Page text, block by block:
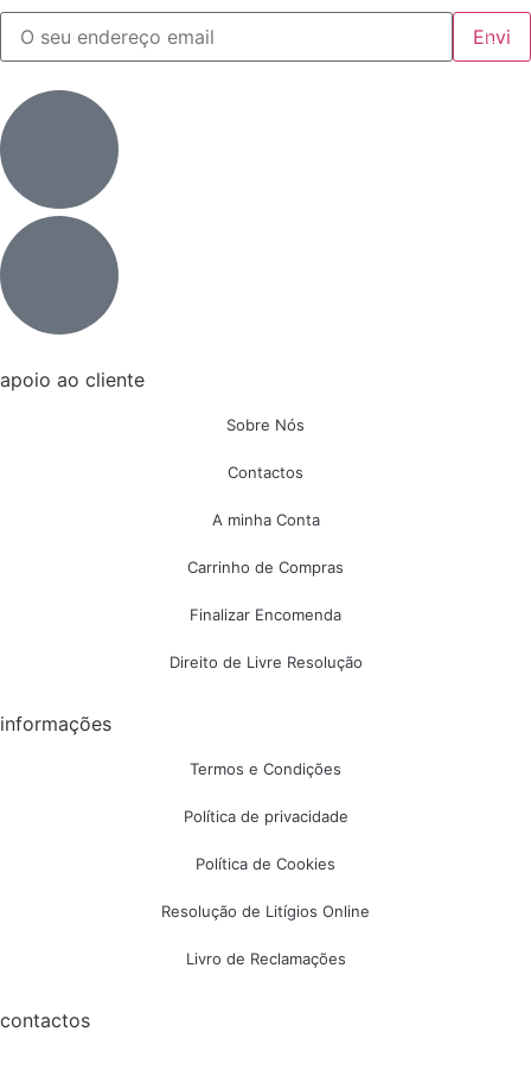
apoio ao cliente
Sobre Nós
Contactos
A minha Conta
Carrinho de Compras
Finalizar Encomenda
Direito de Livre Resolução
informações
Termos e Condições
Política de privacidade
Política de Cookies
Resolução de Litígios Online
Livro de Reclamações
contactos